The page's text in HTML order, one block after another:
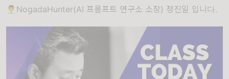
👨‍💼NogadaHunter(AI 프롬프트 연구소 소장) 정진일 입니다.